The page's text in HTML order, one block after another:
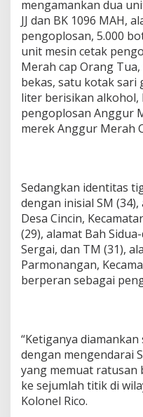
mengamankan dua
JJ dan BK 1096 MAH,
pengoplosan, 5.000
unit mesin cetak
Merah cap Orang
bekas, satu kotak sari
liter berisikan
pengoplosan Anggur
merek Anggur Merah
Sedangkan identitas
dengan inisial SM
Desa Cincin,
(29), alamat Bah
Sergai, dan TM (31),
Parmonangan,
berperan sebagai
“Ketiganya
dengan mengendarai
yang memuat
ke sejumlah titik di
Kolonel Rico.